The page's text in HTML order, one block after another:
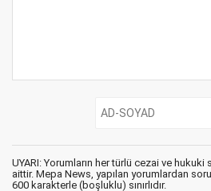
UYARI: Yorumların her türlü cezai ve
aittir. Mepa News, yapılan yorumlardan
600 karakterle (boşluklu) sınırlıdır.